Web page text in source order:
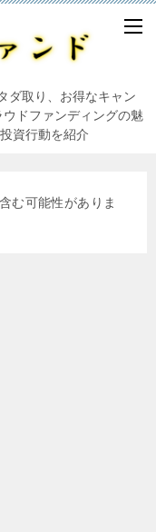
ダ取り、お得なキャン
ドファンディングの魅
資行動を紹介
む可能性がありま